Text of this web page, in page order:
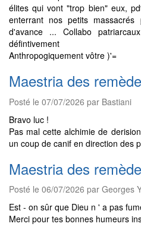
élites qui vont "trop bien" eux,
enterrant nos petits
d'avance ... Collabo
défintivement
Anthropogiquement vôtre )'=
Maestria des
Posté le 07/07/2026 par Bastiani
Bravo luc !
Pas mal cette alchimie de
un coup de canif en direction des
Maestria des
Posté le 06/07/2026 par Georges
Est - on sûr que Dieu n ' a pas
Merci pour tes bonnes humeurs